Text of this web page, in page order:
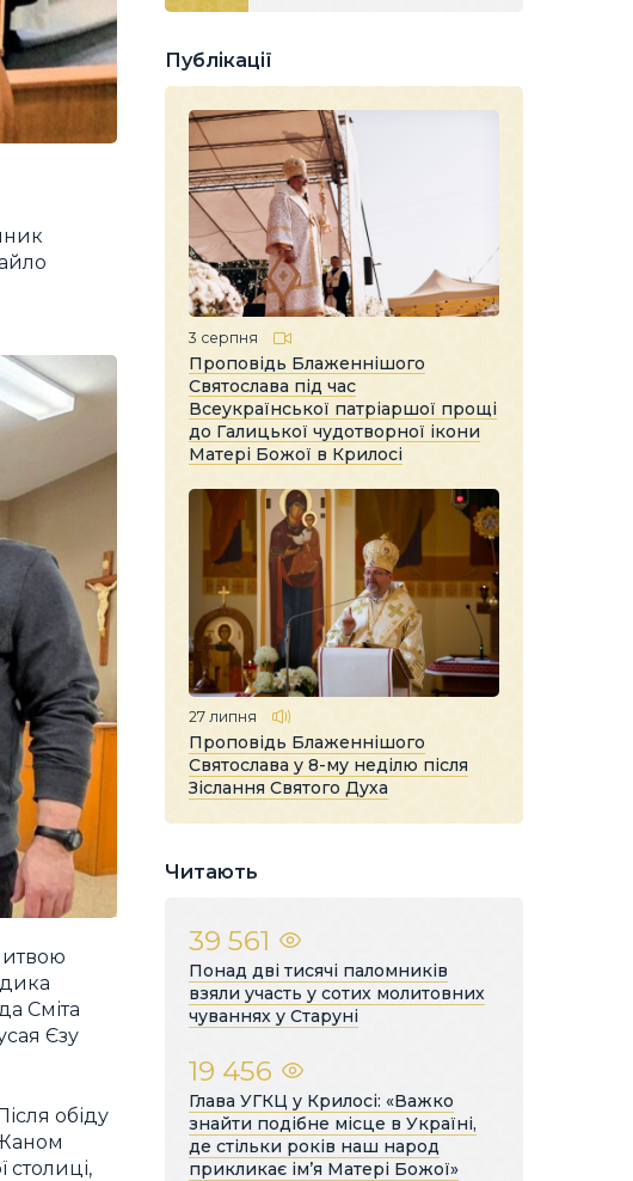
Сміта
Єзу
обіду
столиці,
Публікації
3 серпня
Проповідь Блаженнішого
Святослава під час
Всеукраїнської патріаршої прощі
до Галицької чудотворної ікони
Матері Божої в Крилосі
27 липня
Проповідь Блаженнішого
Святослава у 8-му неділю після
Зіслання Святого Духа
Читають
39 561
Понад дві тисячі паломників
взяли участь у сотих молитовних
чуваннях у Старуні
19 456
Глава УГКЦ у Крилосі: «Важко
знайти подібне місце в Україні,
де стільки років наш народ
прикликає ім’я Матері Божої»